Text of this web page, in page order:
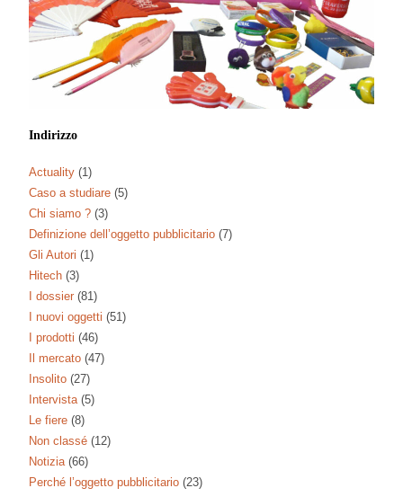
Indirizzo
Actuality (1)
Caso a studiare (5)
Chi siamo ? (3)
Definizione dell’oggetto pubblicitario (7)
Gli Autori (1)
Hitech (3)
I dossier (81)
I nuovi oggetti (51)
I prodotti (46)
Il mercato (47)
Insolito (27)
Intervista (5)
Le fiere (8)
Non classé (12)
Notizia (66)
Perché l’oggetto pubblicitario (23)